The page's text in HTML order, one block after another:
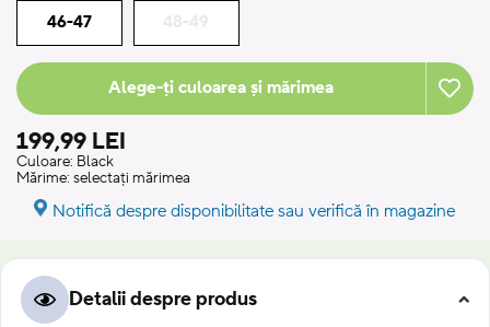
46-47 48-49
Alege-ți culoarea și mărimea
199,99 LEI
Culoare: Black
Mărime: selectați mărimea
Notifică despre disponibilitate sau verifică în magazine
Detalii despre produs